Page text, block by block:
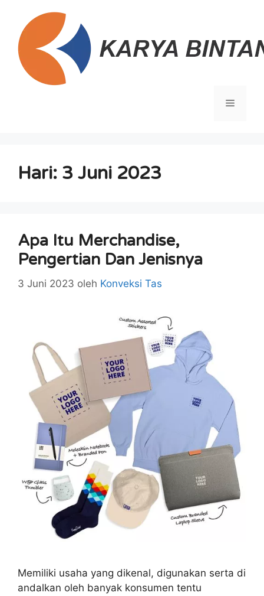
Menu
Hari: 3 Juni 2023
Apa Itu Merchandise,
Pengertian Dan Jenisnya
3 Juni 2023 oleh Konveksi Tas
Memiliki usaha yang dikenal, digunakan serta di
andalkan oleh banyak konsumen tentu